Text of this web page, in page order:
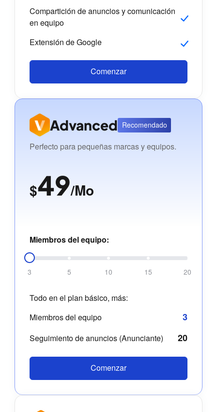
Compartición de anuncios y comunicación
en equipo
Extensión de Google
Comenzar
Advanced Recomendado
Perfecto para pequeñas marcas y equipos.
$49/Mo
Miembros del equipo:
3 5 10 15 20
Todo en el plan básico, más:
Miembros del equipo
3
Seguimiento de anuncios (Anunciante) 20
Comenzar